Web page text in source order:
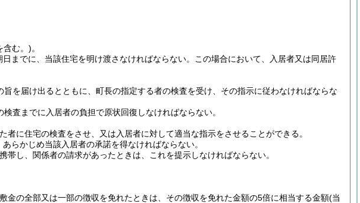
含む。)。
までに、当該住宅を明け渡さなければならない。
この場合において、入居者又は同居許
を届け出るとともに、町長の指定する者の検査を受け、その指示に従わなければならな
検査までに入居者の負担で原状回復しなければならない。
に住宅の検査をさせ、又は入居者に対して適当な指示をさせることができる。
らかじめ当該入居者の承諾を得なければならない。
し、関係者の請求があったときは、これを提示しなければならない。
金の全部又は一部の徴収を免れたときは、その徴収を免れた金額の5倍に相当する金額(当